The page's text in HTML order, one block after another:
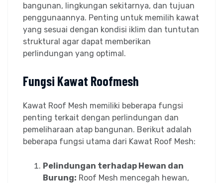
bangunan, lingkungan sekitarnya, dan tujuan
penggunaannya. Penting untuk memilih kawat
yang sesuai dengan kondisi iklim dan tuntutan
struktural agar dapat memberikan
perlindungan yang optimal.
Fungsi Kawat Roofmesh
Kawat Roof Mesh memiliki beberapa fungsi
penting terkait dengan perlindungan dan
pemeliharaan atap bangunan. Berikut adalah
beberapa fungsi utama dari Kawat Roof Mesh:
Pelindungan terhadap Hewan dan
Burung: Roof Mesh mencegah hewan,